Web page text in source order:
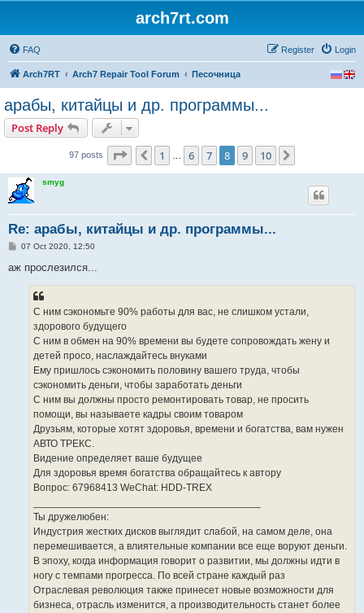
arch7rt.com
FAQ Login
Register
Arch7RT Arch7 Repair Tool Forum Песочница
арабы, китайцы и др. программы...
Post Reply
97 posts Page of10
Previous
1 6 7 8 9 10
smyg
Re: арабы, китайцы и др. программы...
P
s
07 Oct 2020, 12:50
аж прослезился...
С ним сэкономьте 90% работы для вас, не слишком устали,
здорового будущего
С ним в обмен на 90% времени вы будете сопровождать жену и
детей просо, наслаждайтесь внуками
Ему пришлось сэкономить половину вашего труда, чтобы
сэкономить деньги, чтобы заработать деньги
С ним вы должны просто ремонтировать товар, не просить
помощи, вы называете кадры своим товаром
Друзьям, которые хотят здоровья, времени и богатства, вам нужен
АВТО ТРЕКС.
Видение определяет ваше будущее
Для здоровья время богатства обращайтесь к автору
Вопрос: 67968413 WeChat: HDD-TREX
Ты дружелюбен:
Индустрия жестких дисков выглядит слабой, на самом деле, она
перемешивается, а влиятельные компании все еще воруют деньги.
В эпоху, когда информация говорит о развитии, мы должны идти в
ногу с темпами прогресса. По всей стране каждый раз
Отраслевая революция также принесет новые возможности для
бизнеса, отрасль изменится, а производительность станет более